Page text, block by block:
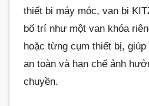
thiết bị máy móc, van bi
bố trí như một van khóa
hoặc từng cụm thiết bị,
an toàn và hạn chế ảnh
chuyền.